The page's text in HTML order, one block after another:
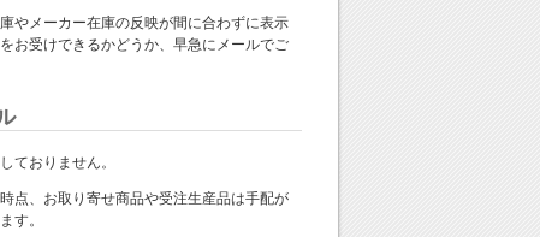
やメーカー在庫の反映が間に合わずに表示
お受けできるかどうか、早急にメールでご
ておりません。
点、お取り寄せ商品や受注生産品は手配が
す。